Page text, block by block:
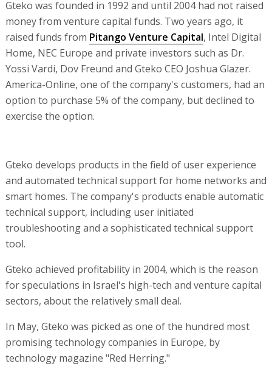
Gteko was founded in 1992 and until 2004 had not raised
money from venture capital funds. Two years ago, it
raised funds from Pitango Venture Capital, Intel Digital
Home, NEC Europe and private investors such as Dr.
Yossi Vardi, Dov Freund and Gteko CEO Joshua Glazer.
America-Online, one of the company's customers, had an
option to purchase 5% of the company, but declined to
exercise the option.
Gteko develops products in the field of user experience
and automated technical support for home networks and
smart homes. The company's products enable automatic
technical support, including user initiated
troubleshooting and a sophisticated technical support
tool.
Gteko achieved profitability in 2004, which is the reason
for speculations in Israel's high-tech and venture capital
sectors, about the relatively small deal.
In May, Gteko was picked as one of the hundred most
promising technology companies in Europe, by
technology magazine "Red Herring."